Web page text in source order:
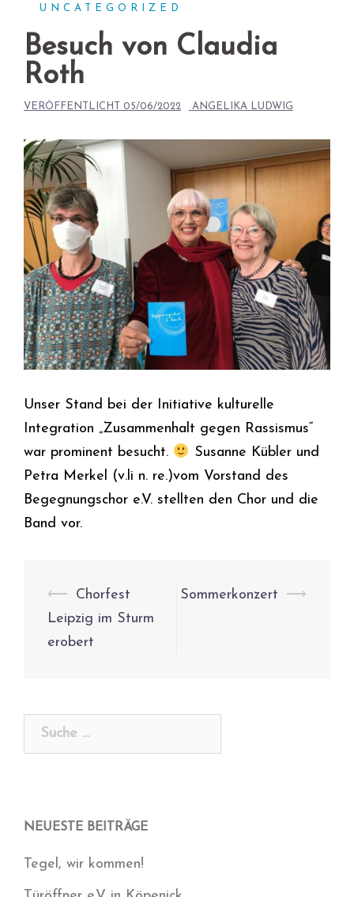
UNCATEGORIZED
Besuch von Claudia
Roth
VERÖFFENTLICHT 05/06/2022 ANGELIKA LUDWIG
Unser Stand bei der Initiative kulturelle
Integration „Zusammenhalt gegen Rassismus“
war prominent besucht.
Susanne Kübler und
Petra Merkel (v.li n. re.)vom Vorstand des
Begegnungschor e.V. stellten den Chor und die
Band vor.
Beitrags-
Navigation
⟵
Chorfest
Leipzig im Sturm
erobert
Sommerkonzert ⟶
Suche
NEUESTE BEITRÄGE
Tegel, wir kommen!